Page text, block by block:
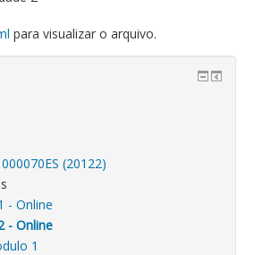
para visualizar o arquivo.
(20122)
- Online
- Online
1